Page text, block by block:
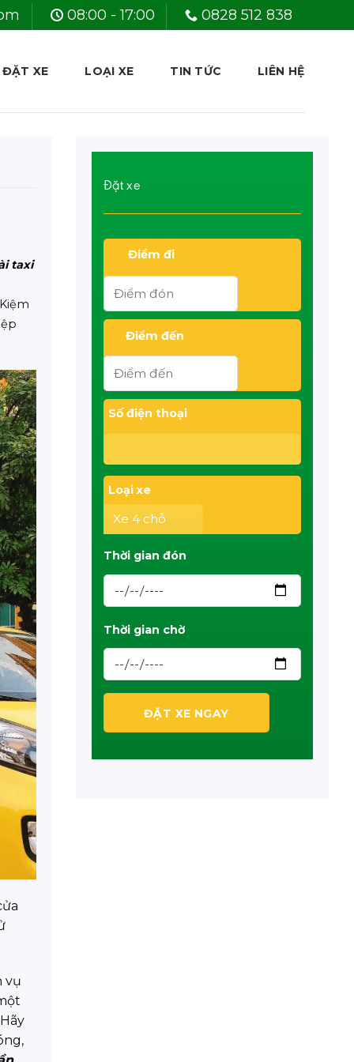
08:00 - 17:00 0828 512 838
ĐẶT XE LOẠI XE TIN TỨC LIÊN HỆ
taxi
vụ
Đặt xe
Điểm đi
Điểm đến
Số điện thoại
Loại xe
Thời gian đón
Thời gian chờ